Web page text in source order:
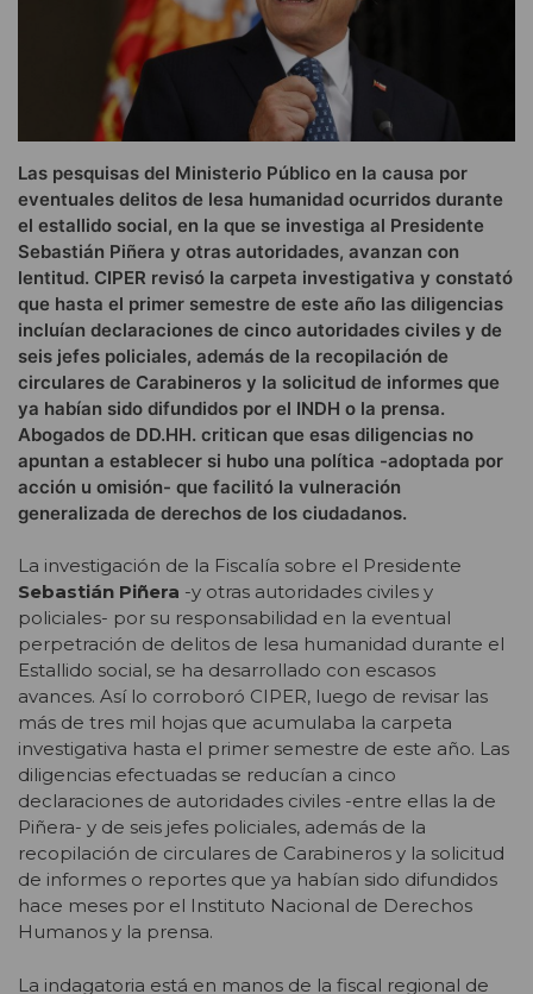
Las pesquisas del Ministerio Público en la causa por
eventuales delitos de lesa humanidad ocurridos durante
el estallido social, en la que se investiga al Presidente
Sebastián Piñera y otras autoridades, avanzan con
lentitud. CIPER revisó la carpeta investigativa y constató
que hasta el primer semestre de este año las diligencias
incluían declaraciones de cinco autoridades civiles y de
seis jefes policiales, además de la recopilación de
circulares de Carabineros y la solicitud de informes que
ya habían sido difundidos por el INDH o la prensa.
Abogados de DD.HH. critican que esas diligencias no
apuntan a establecer si hubo una política -adoptada por
acción u omisión- que facilitó la vulneración
generalizada de derechos de los ciudadanos.
La investigación de la Fiscalía sobre el Presidente
Sebastián Piñera -y otras autoridades civiles y
policiales- por su responsabilidad en la eventual
perpetración de delitos de lesa humanidad durante el
Estallido social, se ha desarrollado con escasos
avances. Así lo corroboró CIPER, luego de revisar las
más de tres mil hojas que acumulaba la carpeta
investigativa hasta el primer semestre de este año. Las
diligencias efectuadas se reducían a cinco
declaraciones de autoridades civiles -entre ellas la de
Piñera- y de seis jefes policiales, además de la
recopilación de circulares de Carabineros y la solicitud
de informes o reportes que ya habían sido difundidos
hace meses por el Instituto Nacional de Derechos
Humanos y la prensa.
La indagatoria está en manos de la fiscal regional de